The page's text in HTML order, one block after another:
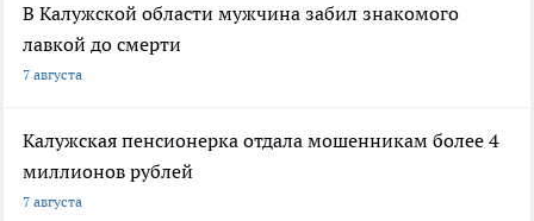
В Калужской области мужчина забил знакомого
лавкой до смерти
7 августа
Калужская пенсионерка отдала мошенникам более 4
миллионов рублей
7 августа